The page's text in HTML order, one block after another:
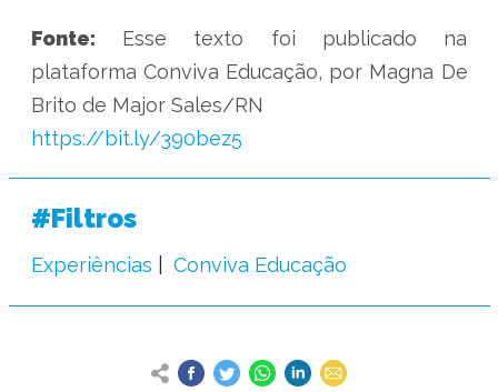
Fonte: Esse texto foi publicado na
plataforma Conviva Educação, por Magna De
Brito de Major Sales/RN
https://bit.ly/390bez5
#Filtros
Experiências Conviva Educação